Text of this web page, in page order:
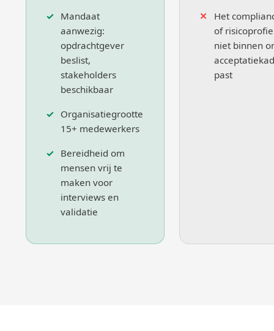
Mandaat
aanwezig:
opdrachtgever
beslist,
stakeholders
beschikbaar
Organisatiegrootte
15+ medewerkers
Bereidheid om
mensen vrij te
maken voor
interviews en
validatie
Het
of
niet binnen
past